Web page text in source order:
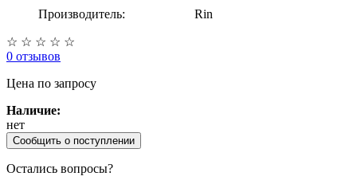
Производитель:
Rin
☆ ☆ ☆ ☆ ☆
0 отзывов
Цена по запросу
Наличие:
нет
Сообщить о поступлении
Остались вопросы?